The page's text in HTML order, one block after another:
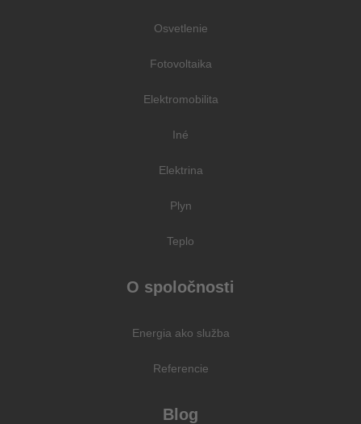
Osvetlenie
Fotovoltaika
Elektromobilita
Iné
Elektrina
Plyn
Teplo
O spoločnosti
Energia ako služba
Referencie
Blog